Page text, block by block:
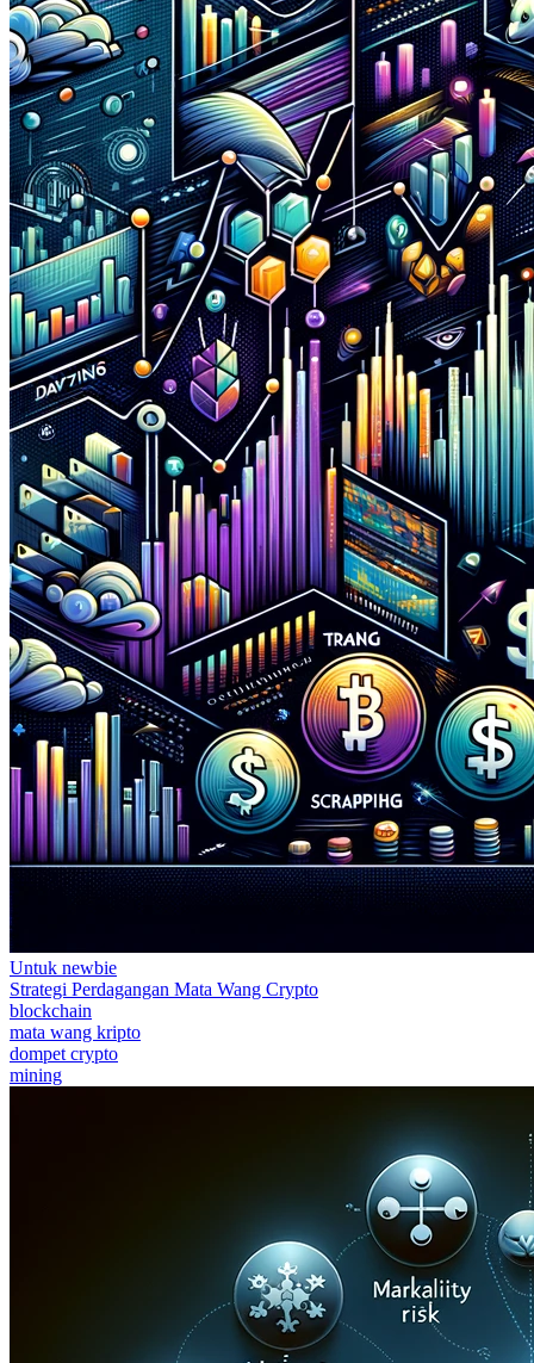
Untuk newbie
Strategi Perdagangan Mata Wang Crypto
blockchain
mata wang kripto
dompet crypto
mining